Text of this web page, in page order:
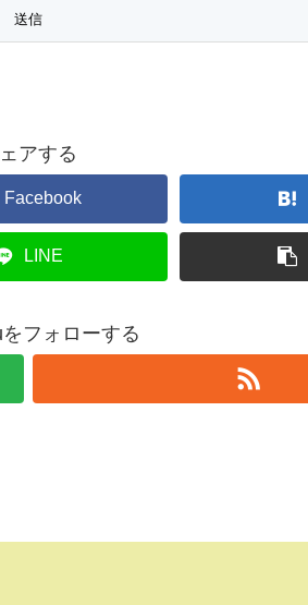
アする
Facebook
LINE
フォローする